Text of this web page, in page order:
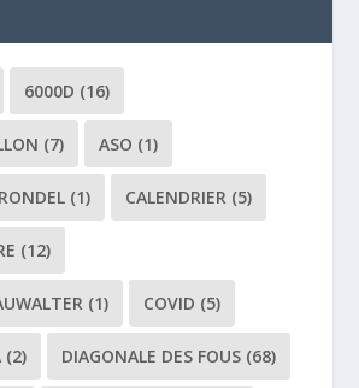
6000D (16)
(7) ASO (1)
(1) CALENDRIER (5)
(12)
(1) COVID (5)
(2) DIAGONALE DES FOUS (68)